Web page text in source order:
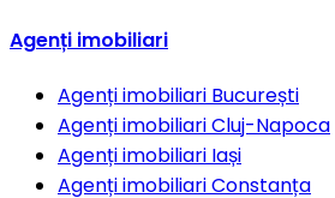
Agenți imobiliari
Agenți imobiliari București
Agenți imobiliariCluj-Napoca
Agenți imobiliari Iași
Agenți imobiliariConstanța